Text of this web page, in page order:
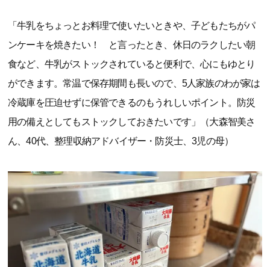
「牛乳をちょっとお料理で使いたいときや、子どもたちがパ
ンケーキを焼きたい！ と言ったとき、休日のラクしたい朝
食など、牛乳がストックされていると便利で、心にもゆとり
ができます。常温で保存期間も長いので、5人家族のわが家は
冷蔵庫を圧迫せずに保管できるのもうれしいポイント。防災
用の備えとしてもストックしておきたいです」（大森智美さ
ん、40代、整理収納アドバイザー・防災士、3児の母）